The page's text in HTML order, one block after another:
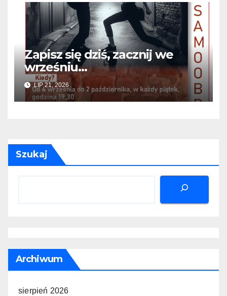
Zapisz się dziś, zacznij we
wrześniu…
LIP 21, 2026
Szukaj
Archiwum
sierpień 2026